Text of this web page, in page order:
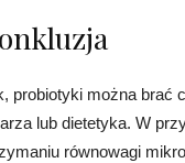
probiotyki można brać
lub dietetyka. W
równowagi